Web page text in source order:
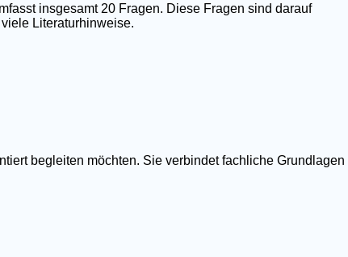
insgesamt 20 Fragen. Diese Fragen sind darauf
Literaturhinweise.
begleiten möchten. Sie verbindet fachliche Grundlagen